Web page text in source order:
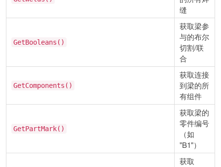
缝
GetBooleans()
获取梁参
与的布尔
切割/联
合
GetComponents()
获取连接
到梁的所
有组件
GetPartMark()
获取梁的
零件编号
（如
"B1"）
获取